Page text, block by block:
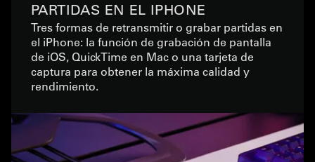
PARTIDAS EN EL IPHONE
Tres formas de retransmitir o grabar partidas en
el iPhone: la función de grabación de pantalla
de iOS, QuickTime en Mac o una tarjeta de
captura para obtener la máxima calidad y
rendimiento.